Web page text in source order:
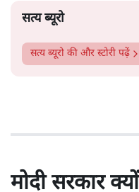
सत्य ब्यूरो
सत्य ब्यूरो की और स्टोरी पढ़ें
मोदी सरकार